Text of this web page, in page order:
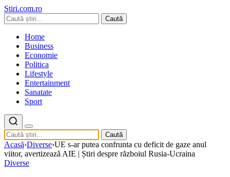
Stiri.com.ro
Caută
Home
Business
Economie
Politica
Lifestyle
Entertainment
Sanatate
Sport
Caută
Acasă›Diverse›UE s-ar putea confrunta cu deficit de gaze anul
viitor, avertizează AIE | Știri despre războiul Rusia-Ucraina
Diverse